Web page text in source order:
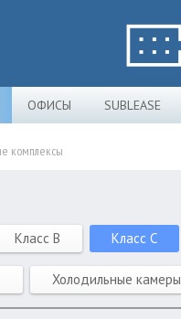
ОФИСЫ SUBLEASE
комплексы
Класс B Класс C
Холодильные камеры